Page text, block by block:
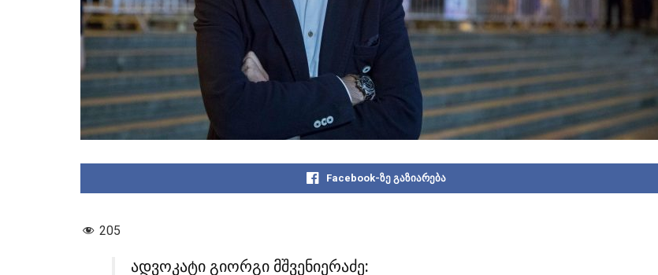
Facebook-ზე გაზიარება
205
ადვოკატი გიორგი მშვენიერაძე: